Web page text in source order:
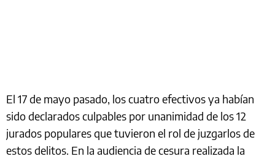
El 17 de mayo pasado, los cuatro efectivos ya habían
sido declarados culpables por unanimidad de los 12
jurados populares que tuvieron el rol de juzgarlos de
estos delitos. En la audiencia de cesura realizada la